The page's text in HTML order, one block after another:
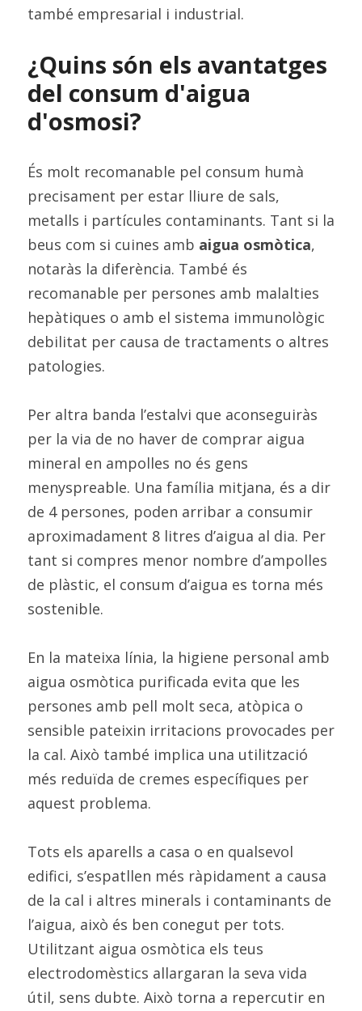
també empresarial i industrial.
¿Quins són els avantatges
del consum d'aigua
d'osmosi?
És molt recomanable pel consum humà
precisament per estar lliure de sals,
metalls i partícules contaminants. Tant si la
beus com si cuines amb aigua osmòtica,
notaràs la diferència. També és
recomanable per persones amb malalties
hepàtiques o amb el sistema immunològic
debilitat per causa de tractaments o altres
patologies.
Per altra banda l’estalvi que aconseguiràs
per la via de no haver de comprar aigua
mineral en ampolles no és gens
menyspreable. Una família mitjana, és a dir
de 4 persones, poden arribar a consumir
aproximadament 8 litres d’aigua al dia. Per
tant si compres menor nombre d’ampolles
de plàstic, el consum d’aigua es torna més
sostenible.
En la mateixa línia, la higiene personal amb
aigua osmòtica purificada evita que les
persones amb pell molt seca, atòpica o
sensible pateixin irritacions provocades per
la cal. Això també implica una utilització
més reduïda de cremes específiques per
aquest problema.
Tots els aparells a casa o en qualsevol
edifici, s’espatllen més ràpidament a causa
de la cal i altres minerals i contaminants de
l’aigua, això és ben conegut per tots.
Utilitzant aigua osmòtica els teus
electrodomèstics allargaran la seva vida
útil, sens dubte. Això torna a repercutir en